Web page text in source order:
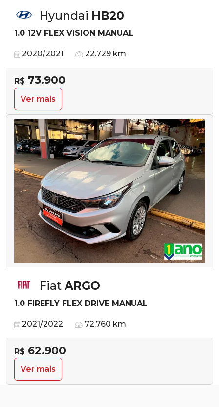
Hyundai HB20
1.0 12V FLEX VISION MANUAL
2020/2021 22.729 km
R$ 73.900
Ver mais
Fiat ARGO
1.0 FIREFLY FLEX DRIVE MANUAL
2021/2022 72.760 km
R$ 62.900
Ver mais